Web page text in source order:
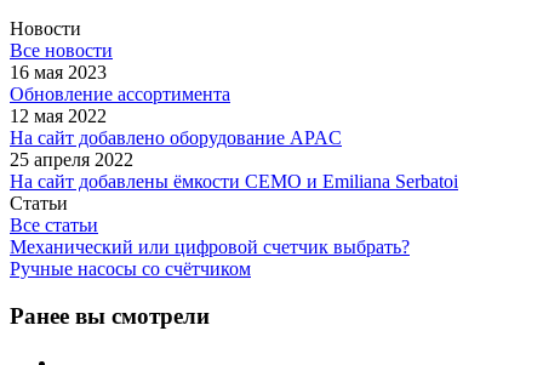
Новости
Все новости
16 мая 2023
Обновление ассортимента
12 мая 2022
На сайт добавлено оборудование APAC
25 апреля 2022
На сайт добавлены ёмкости CEMO и Emiliana Serbatoi
Статьи
Все статьи
Механический или цифровой счетчик выбрать?
Ручные насосы со счётчиком
Ранее вы смотрели